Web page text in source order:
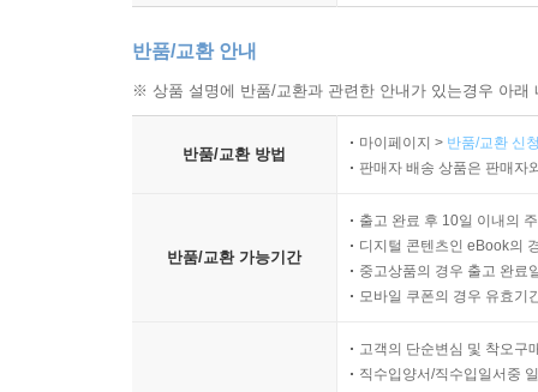
반품/교환 안내
※ 상품 설명에 반품/교환과 관련한 안내가 있는경우 아
반품/교환 방법
마이페이지 > 반품/교환 신
판매자 배송 상품은 판매자
반품/교환 가능기간
출고 완료 후 10일 이내의
디지털 콘텐츠인 eBook의
중고상품의 경우 출고 완료
모바일 쿠폰의 경우 유효기
고객의 단순변심 및 착오구
직수입양서/직수입일서중